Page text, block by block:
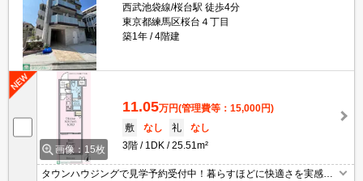
西武池袋線/桜台駅 徒歩4分
東京都練馬区桜台４丁目
築1年
4階建
画像：15枚
11.05万円(管理費等：15,000円)
敷
なし 礼
なし
3階
1DK 25.51m²
タウンハウジングで見学予約受付中！暮らすほどに快適さを実感で